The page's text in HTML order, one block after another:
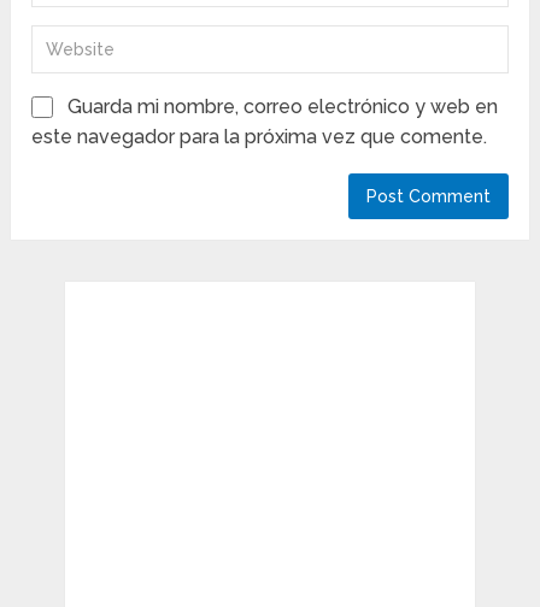
Guarda mi nombre, correo electrónico y web en
este navegador para la próxima vez que comente.